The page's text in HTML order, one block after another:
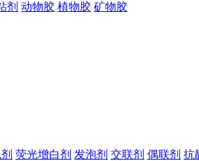
剂 动物胶 植物胶 矿物胶
荧光增白剂 发泡剂 交联剂 偶联剂 抗